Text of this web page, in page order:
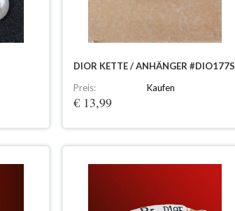
DIOR KETTE / ANHÄNGER #DIO177S
Preis:
€ 13,99
Kaufen